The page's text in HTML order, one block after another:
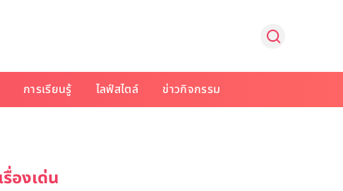
การเรียนรู้ ไลฟ์สไตล์ ข่าวกิจกรรม